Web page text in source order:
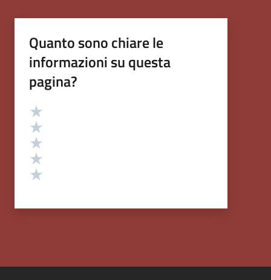
Quanto sono chiare le
informazioni su questa
pagina?
Valutazione